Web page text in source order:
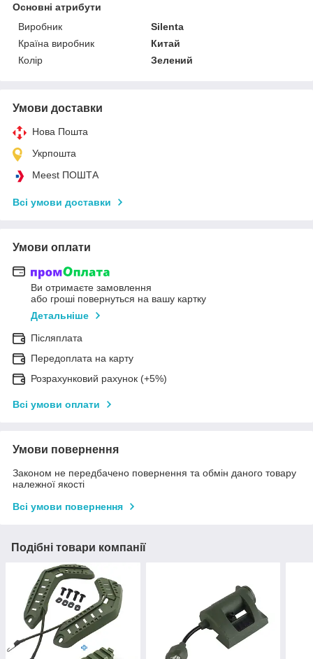
Основні атрибути
Виробник
Silenta
Країна виробник
Китай
Колір
Зелений
Умови доставки
Нова Пошта
Укрпошта
Meest ПОШТА
Всі умови доставки
Умови оплати
Ви отримаєте замовлення
або гроші повернуться на вашу картку
Детальніше
Післяплата
Передоплата на карту
Розрахунковий рахунок (+5%)
Всі умови оплати
Умови повернення
Законом не передбачено повернення та обмін даного товару
належної якості
Всі умови повернення
Подібні товари компанії